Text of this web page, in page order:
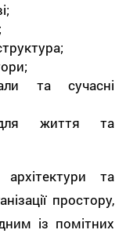
та сучасні
для життя та
та
простору,
із помітних